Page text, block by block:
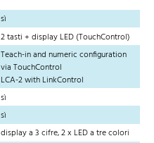
sì
2 tasti + display LED (TouchControl)
Teach-in and numeric configuration
via TouchControl
LCA-2 with LinkControl
sì
sì
display a 3 cifre, 2 x LED a tre colori